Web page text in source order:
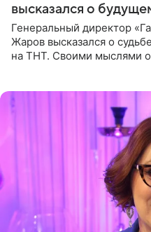
высказался о
Генеральный директор
Жаров высказался о
на ТНТ. Своими мыслями